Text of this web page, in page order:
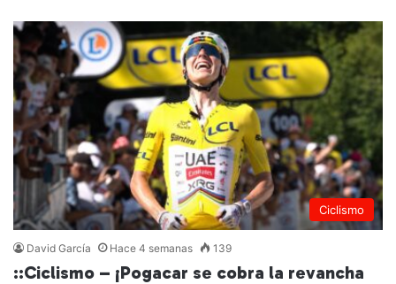
Ciclismo
David García Hace 4 semanas 139
::Ciclismo – ¡Pogacar se cobra la revancha